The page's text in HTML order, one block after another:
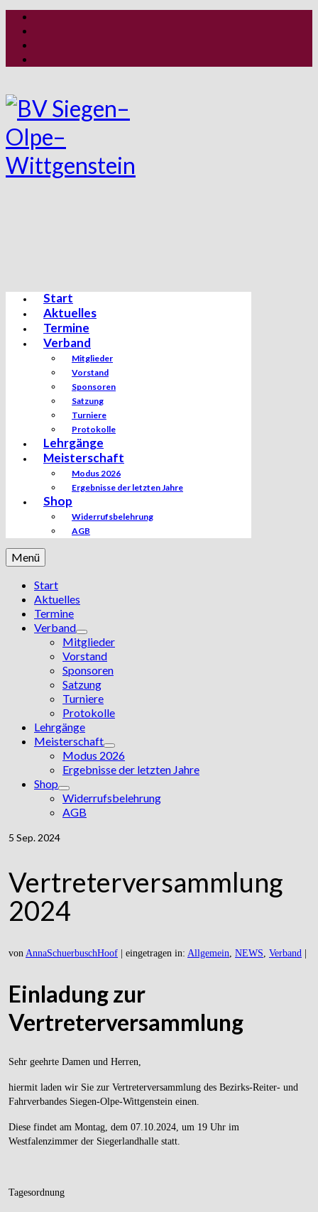
Start
Aktuelles
Termine
Verband
Mitglieder
Vorstand
Sponsoren
Satzung
Turniere
Protokolle
Lehrgänge
Meisterschaft
Modus 2026
Ergebnisse der letzten Jahre
Shop
Widerrufsbelehrung
AGB
Menü
Start
Aktuelles
Termine
Verband
Mitglieder
Vorstand
Sponsoren
Satzung
Turniere
Protokolle
Lehrgänge
Meisterschaft
Modus 2026
Ergebnisse der letzten Jahre
Shop
Widerrufsbelehrung
AGB
5 Sep. 2024
Vertreterversammlung
2024
von AnnaSchuerbuschHoof eingetragen in: Allgemein, NEWS, Verband
Einladung zur
Vertreterversammlung
Sehr geehrte Damen und Herren,
hiermit laden wir Sie zur Vertreterversammlung des Bezirks-Reiter- und
Fahrverbandes Siegen-Olpe-Wittgenstein einen.
Diese findet am Montag, dem 07.10.2024, um 19 Uhr im
Westfalenzimmer der Siegerlandhalle statt.
Tagesordnung